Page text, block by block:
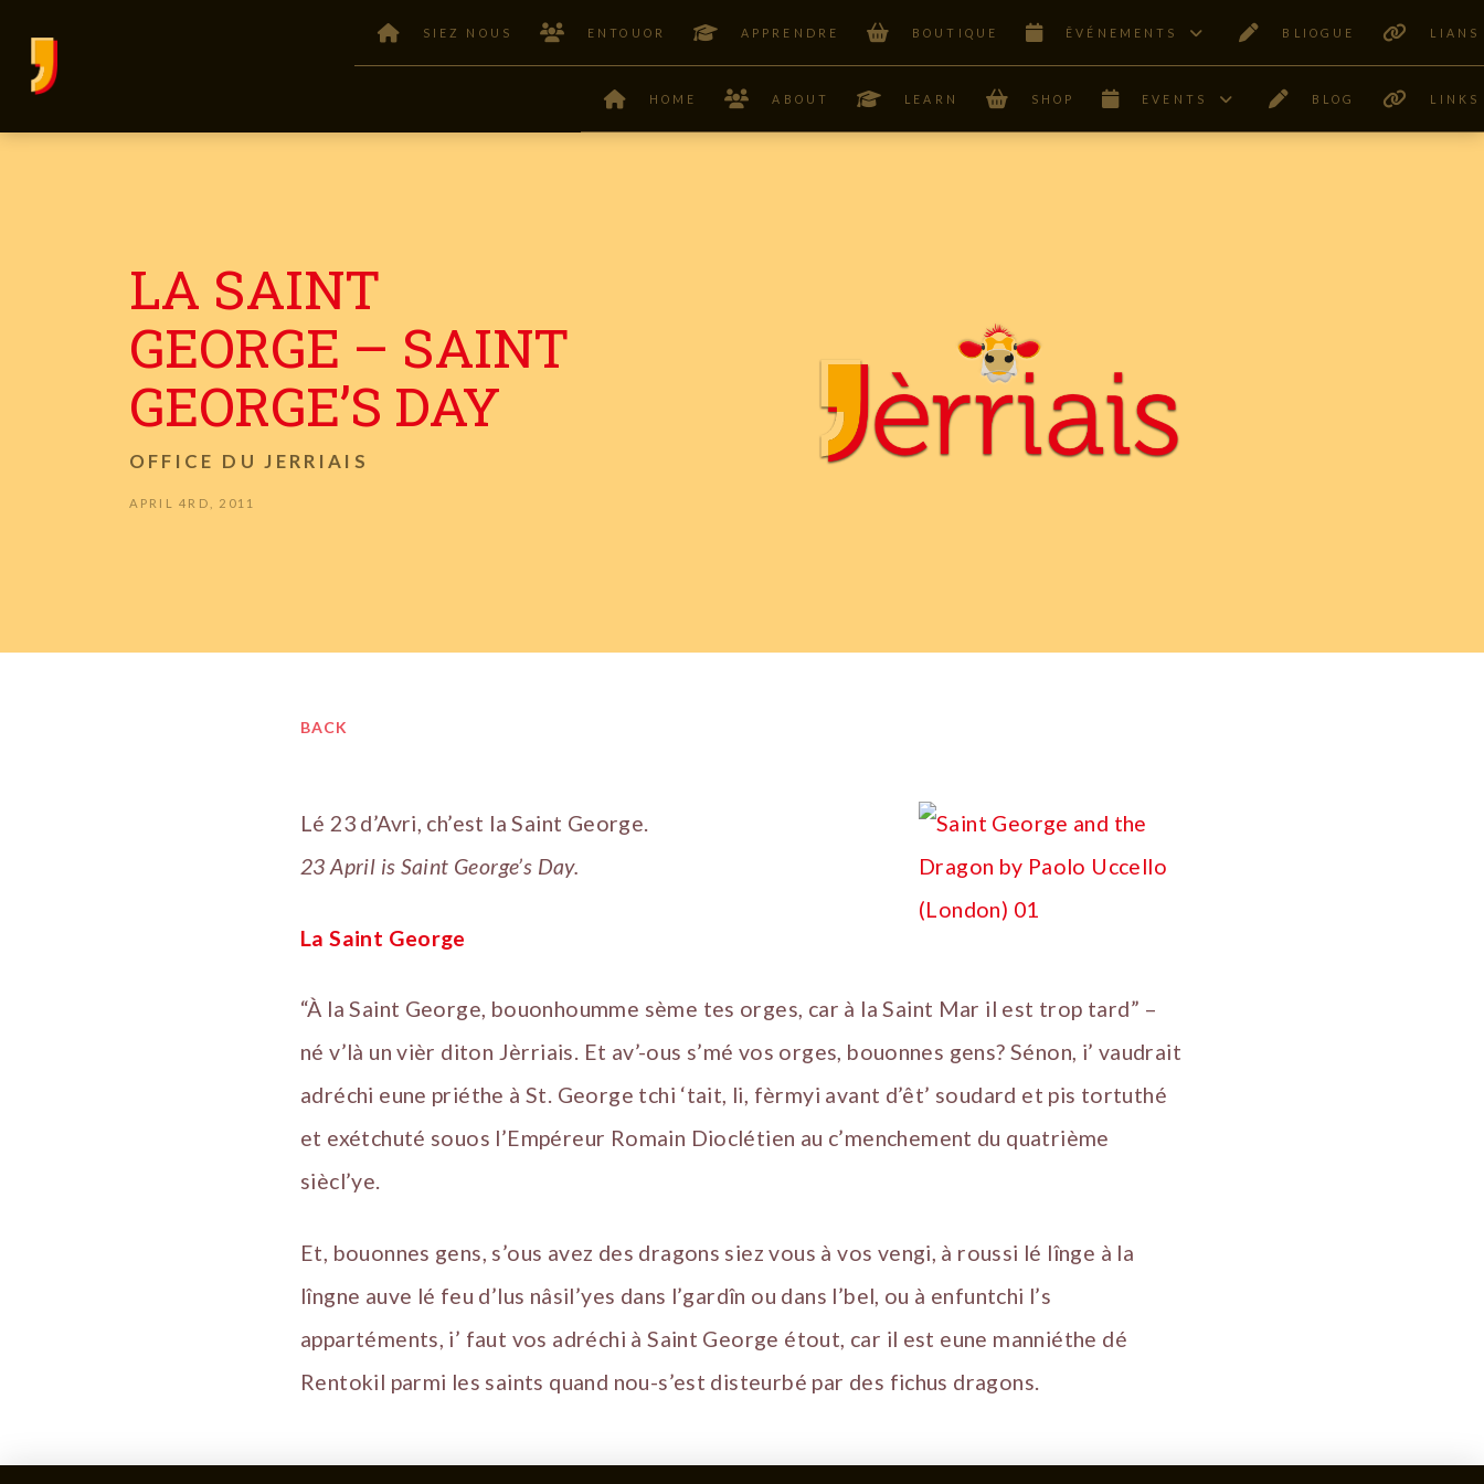
SIEZ NOUS ENTOUOR APPRENDRE BOUTIQUE ÊVÉNEMENTS BLIOGUE LIANS
HOME ABOUT LEARN SHOP EVENTS BLOG LINKS
LA SAINT
GEORGE – SAINT
GEORGE’S DAY
OFFICE DU JERRIAIS
APRIL 4RD, 2011
BACK
Lé 23 d’Avri, ch’est la Saint George.
23 April is Saint George’s Day.
La Saint George
“À la Saint George, bouonhoumme sème tes orges, car à la Saint Mar il est trop tard” –
né v’là un vièr diton Jèrriais. Et av’-ous s’mé vos orges, bouonnes gens? Sénon, i’ vaudrait
adréchi eune priéthe à St. George tchi ‘tait, li, fèrmyi avant d’êt’ soudard et pis tortuthé
et exétchuté souos l’Empéreur Romain Dioclétien au c’menchement du quatrième
siècl’ye.
Et, bouonnes gens, s’ous avez des dragons siez vous à vos vengi, à roussi lé lînge à la
lîngne auve lé feu d’lus nâsil’yes dans l’gardîn ou dans l’bel, ou à enfuntchi l’s
appartéments, i’ faut vos adréchi à Saint George étout, car il est eune manniéthe dé
Rentokil parmi les saints quand nou-s’est disteurbé par des fichus dragons.